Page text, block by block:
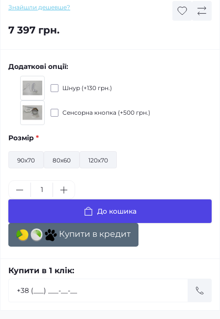
Знайшли дешевше?
7 397 грн.
Додаткові опції:
Шнур (+130 грн.)
Сенсорна кнопка (+500 грн.)
Розмір *
90х70 80х60 120х70
До кошика
Купити в кредит
Купити в 1 клік: